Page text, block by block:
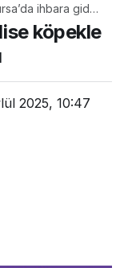
ihbara giden
köpekle
: 2 polis
köpekle
2025, 10:47